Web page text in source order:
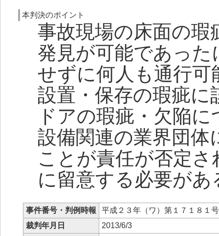
本判決のポイント
事故現場の床面の
発見が可能であっ
せずに何人も通行
設置・保存の瑕疵
ドアの瑕疵・欠陥
設備関連の業界団
ことが責任が否定
に留意する必要があ
事件番号・判例時報
平成２３年（ワ）第１７１８１
裁判年月日
2013/6/3